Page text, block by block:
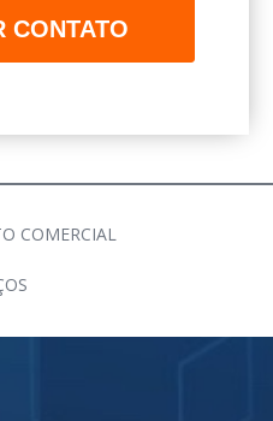
CONTATO
COMERCIAL